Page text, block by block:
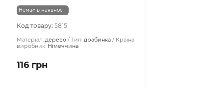
Немає в наявності
Код товару:5815
Матеріал: дерево Тип: драбинка
Країна
виробник: Німеччина
116 грн